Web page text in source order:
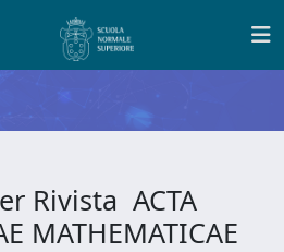
Rivista ACTA
MATHEMATICAE